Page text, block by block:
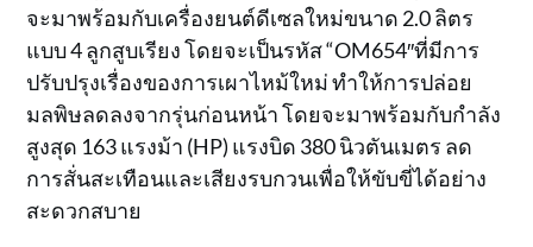
จะมาพร้อมกับเครื่องยนต์ดีเซลใหม่ขนาด 2.0 ลิตร
แบบ 4 ลูกสูบเรียง โดยจะเป็นรหัส “OM654″ที่มีการ
ปรับปรุงเรื่องของการเผาไหม้ใหม่ ทำให้การปล่อย
มลพิษลดลงจากรุ่นก่อนหน้า โดยจะมาพร้อมกับกำลัง
สูงสุด 163 แรงม้า (HP) แรงบิด 380 นิวตันเมตร ลด
การสั่นสะเทือนและเสียงรบกวนเพื่อให้ขับขี่ได้อย่าง
สะดวกสบาย